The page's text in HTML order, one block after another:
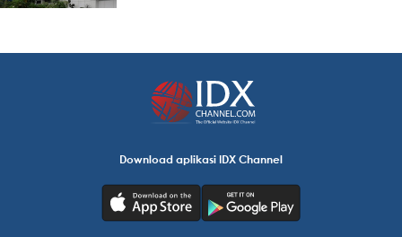
Download aplikasi IDX Channel